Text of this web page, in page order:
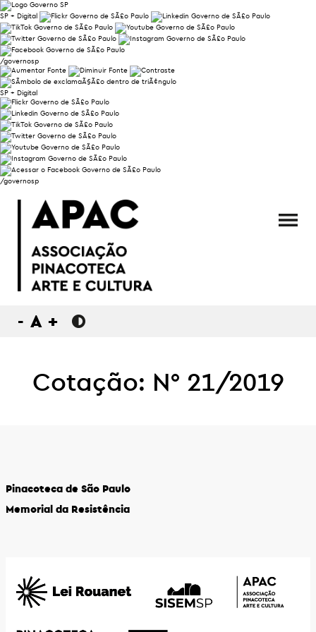
SP + Digital
/governosp
SP + Digital
/governosp
- A +
Cotação: N° 21/2019
Pinacoteca de São Paulo
Memorial da Resistência